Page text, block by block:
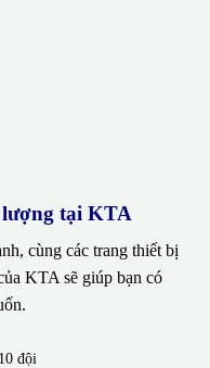
lượng tại KTA
cùng các trang thiết bị
KTA sẽ giúp bạn có
10 đội